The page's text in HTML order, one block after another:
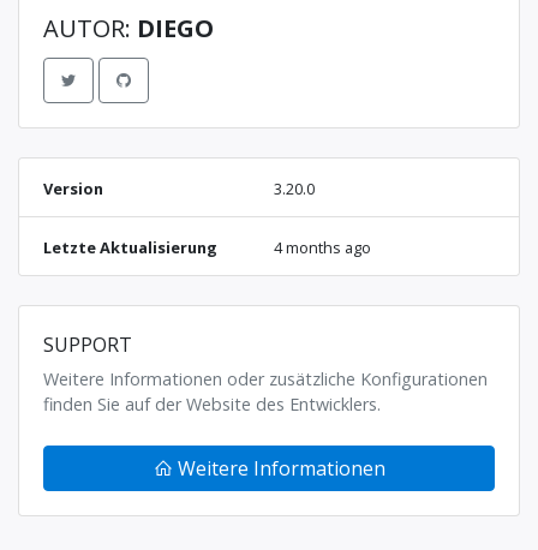
AUTOR: DIEGO
Version 3.20.0
Letzte Aktualisierung 4 months ago
SUPPORT
Weitere Informationen oder zusätzliche Konfigurationen
finden Sie auf der Website des Entwicklers.
Weitere Informationen